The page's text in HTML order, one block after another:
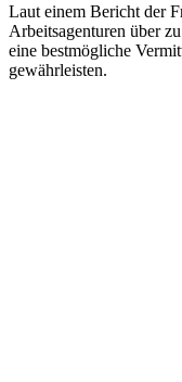
Laut einem Bericht der
Arbeitsagenturen über
eine bestmögliche
gewährleisten.